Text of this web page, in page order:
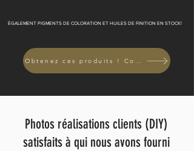
ÉGALEMENT PIGMENTS DE COLORATION ET HUILES DE FINITION EN STOCK!
Photos réalisations clients (DIY)
satisfaits à qui nous avons fourni